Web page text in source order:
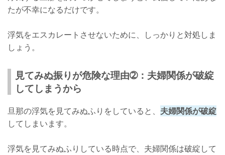
たが不幸になるだけです。
浮気をエスカレートさせないために、しっかりと対処しま
しょう。
見てみぬ振りが危険な理由➁：夫婦関係が破綻
してしまうから
旦那の浮気を見てみぬふりをしていると、 夫婦関係が破綻
してしまいます。
浮気を見てみぬふりしている時点で、夫婦関係は破綻して